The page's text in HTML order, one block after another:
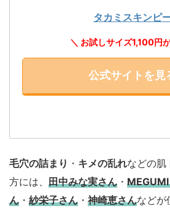
タカミスキンピ
＼ お試しサイズ1,100円
公式サイトを見
毛穴の詰まり ・ キメの乱れなどの肌
方には、 田中みな実さん ・
ん ・ 紗栄子さん ・ 神崎恵さんなどが